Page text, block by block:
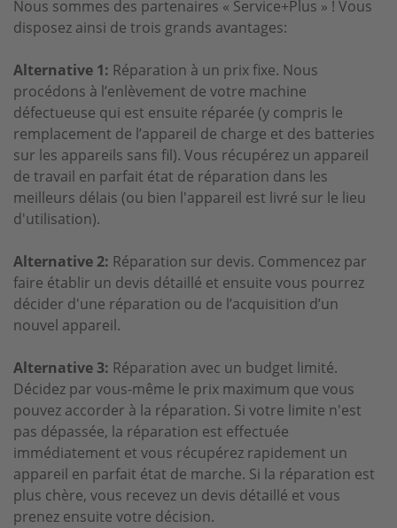
Nous sommes des partenaires « Service+Plus » ! Vous
disposez ainsi de trois grands avantages:
Alternative 1: Réparation à un prix fixe. Nous
procédons à l’enlèvement de votre machine
défectueuse qui est ensuite réparée (y compris le
remplacement de l’appareil de charge et des batteries
sur les appareils sans fil). Vous récupérez un appareil
de travail en parfait état de réparation dans les
meilleurs délais (ou bien l'appareil est livré sur le lieu
d'utilisation).
Alternative 2: Réparation sur devis. Commencez par
faire établir un devis détaillé et ensuite vous pourrez
décider d'une réparation ou de l’acquisition d’un
nouvel appareil.
Alternative 3: Réparation avec un budget limité.
Décidez par vous-même le prix maximum que vous
pouvez accorder à la réparation. Si votre limite n'est
pas dépassée, la réparation est effectuée
immédiatement et vous récupérez rapidement un
appareil en parfait état de marche. Si la réparation est
plus chère, vous recevez un devis détaillé et vous
prenez ensuite votre décision.